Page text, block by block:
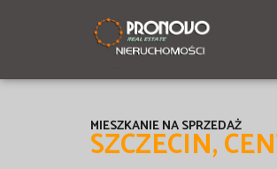
SZCZECIN,
MIESZKANIE NA SPRZEDAŻ